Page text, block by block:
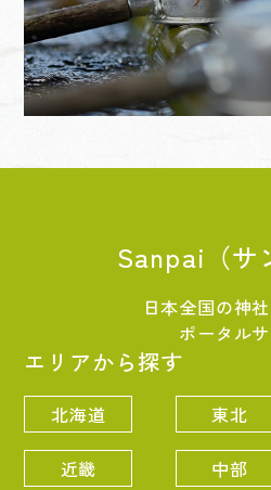
Sanpai（サ
日本全国の神
ポータル
エリアから探す
北海道 東北
近畿 中部